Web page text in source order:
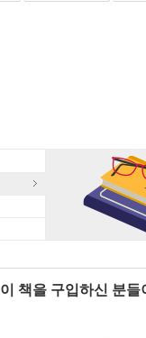
이 책을 구입하신 분